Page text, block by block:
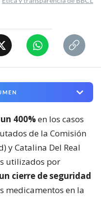
400%en los casos
de la Comisión
y Catalina Del Real
utilizados por
cierre de seguridad
medicamentos en la